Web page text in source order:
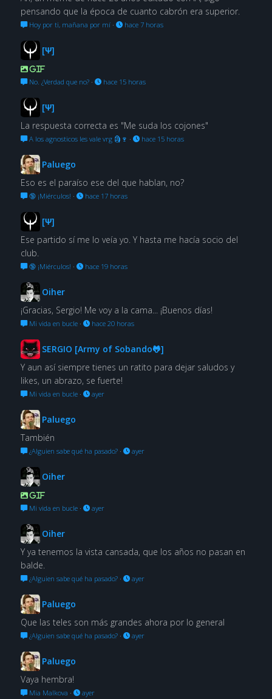
pensando que la época de cuanto cabrón era superior.
Hoy por ti, mañana por mí· hace 7 horas
[Ψ]
GIF
No. ¿Verdad que no?· hace 15 horas
[Ψ]
La respuesta correcta es "Me suda los cojones"
A los agnosticos les vale vrg 🗿🍷 · hace 15 horas
Paluego
Eso es el paraíso ese del que hablan, no?
🔞 ¡Miérculos! · hace 17 horas
[Ψ]
Ese partido sí me lo veía yo. Y hasta me hacía socio del
club.
🔞 ¡Miérculos! · hace 19 horas
Oiher
¡Gracias, Sergio! Me voy a la cama... ¡Buenos días!
Mi vida en bucle· hace 20 horas
SERGIO [Army of Sobando🐸]
Y aun así siempre tienes un ratito para dejar saludos y
likes, un abrazo, se fuerte!
Mi vida en bucle· ayer
Paluego
También
¿Alguien sabe qué ha pasado?· ayer
Oiher
GIF
Mi vida en bucle· ayer
Oiher
Y ya tenemos la vista cansada, que los años no pasan en
balde.
¿Alguien sabe qué ha pasado?· ayer
Paluego
Que las teles son más grandes ahora por lo general
¿Alguien sabe qué ha pasado?· ayer
Paluego
Vaya hembra!
Mia Malkova · ayer